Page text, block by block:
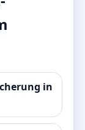
in